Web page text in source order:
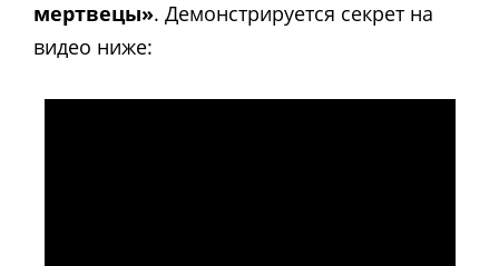
мертвецы». Демонстрируется секрет на
видео ниже: